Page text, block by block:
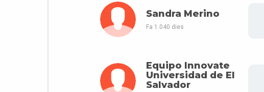
Sandra Merino
Fa 1.040 dies
Equipo Innovate
Universidad de El
Salvador